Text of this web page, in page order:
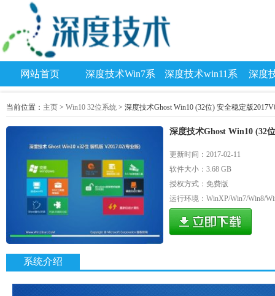
网站首页 深度技术Win7系 深度技术win11系 深度
当前位置： 主页 > Win10 32位系统 > 深度技术Ghost Win10 (32位) 安全稳定版
深度技术Ghost Win10 (32
更新时间：2017-02-11
软件大小：3.68 GB
授权方式：免费版
运行环境：WinXP/Win7/Win8/
系统介绍